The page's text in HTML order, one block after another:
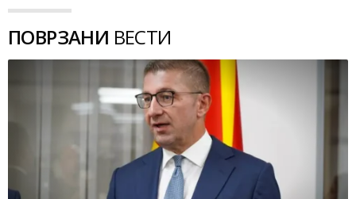
ПОВРЗАНИ ВЕСТИ